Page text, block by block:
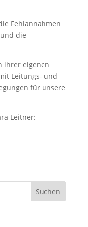
Fehlannahmen
die
ihrer eigenen
Leitungs- und
für unsere
Leitner: